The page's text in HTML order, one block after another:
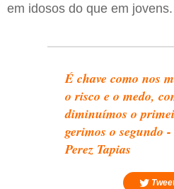
em idosos do que em jovens.
É chave como nos
o risco e o medo,
diminuímos o
gerimos o segundo
Perez Tapias